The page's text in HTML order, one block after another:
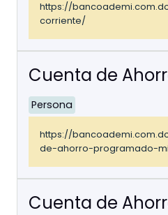
https://
corriente/
Cuenta de
Persona
https://
de-ahorro-programado-
Cuenta de